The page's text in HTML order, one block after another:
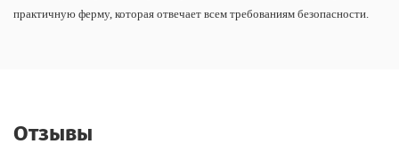
практичную ферму, которая отвечает всем требованиям безопасности.
Отзывы